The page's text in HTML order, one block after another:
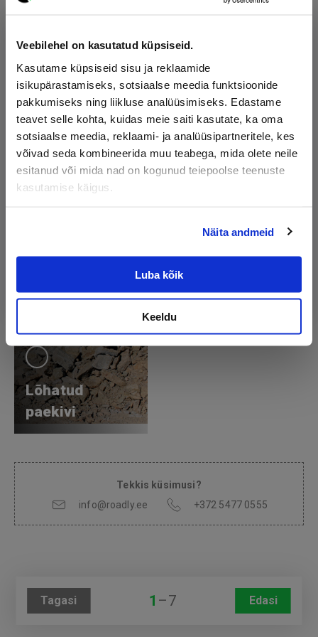
Veebilehel on kasutatud küpsiseid.
Kasutame küpsiseid sisu ja reklaamide
isikupärastamiseks, sotsiaalse meedia funktsioonide
pakkumiseks ning liikluse analüüsimiseks. Edastame
teavet selle kohta, kuidas meie saiti kasutate, ka oma
sotsiaalse meedia, reklaami- ja analüüsipartneritele, kes
võivad seda kombineerida muu teabega, mida olete neile
esitanud või mida nad on kogunud teiepoolse teenuste
kasutamise käigus.
Näita andmeid
Luba kõik
Keeldu
Dekoratiivkivi Kruus
Muld Freesasfalt
Lõhatud
paekivi
Tagasi 1 –7 Edasi
Tekkis küsimusi?
info@roadly.ee
+372 5477 0555